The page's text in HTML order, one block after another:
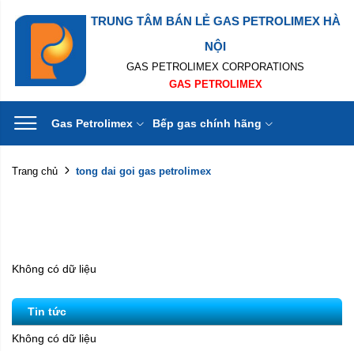
TRUNG TÂM BÁN LẺ GAS PETROLIMEX HÀ
NỘI
GAS PETROLIMEX CORPORATIONS
GAS PETROLIMEX
Gas Petrolimex Bếp gas chính hãng
Trang chủ tong dai goi gas petrolimex
Không có dữ liệu
Tin tức
Không có dữ liệu